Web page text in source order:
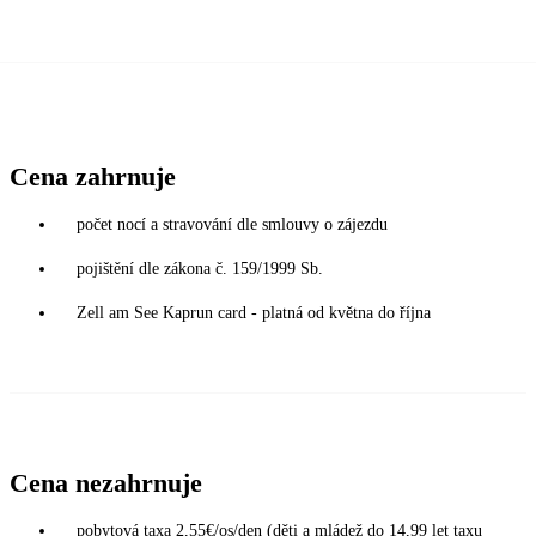
Cena zahrnuje
počet nocí a stravování dle smlouvy o zájezdu
pojištění dle zákona č. 159/1999 Sb.
Zell am See Kaprun card - platná od května do října
Cena nezahrnuje
pobytová taxa 2,55€/os/den (děti a mládež do 14,99 let taxu